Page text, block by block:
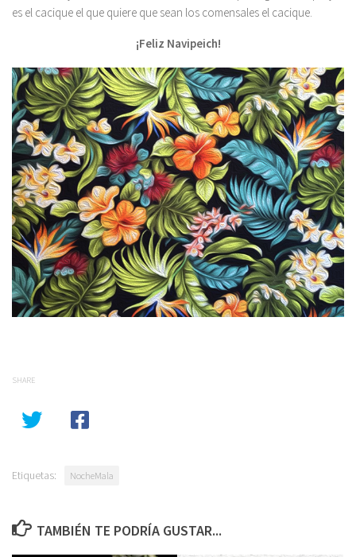
es el cacique el que quiere que sean los comensales el cacique.
¡Feliz Navipeich!
SHARE
Etiquetas: NocheMala
TAMBIÉN TE PODRÍA GUSTAR...